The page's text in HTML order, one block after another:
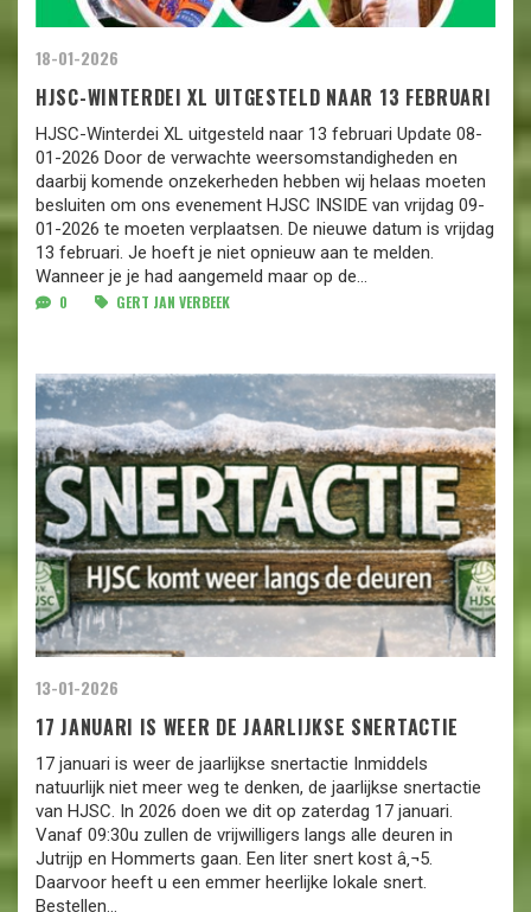
18-01-2026
HJSC-WINTERDEI XL UITGESTELD NAAR 13 FEBRUARI
HJSC-Winterdei XL uitgesteld naar 13 februari Update 08-
01-2026 Door de verwachte weersomstandigheden en
daarbij komende onzekerheden hebben wij helaas moeten
besluiten om ons evenement HJSC INSIDE van vrijdag 09-
01-2026 te moeten verplaatsen. De nieuwe datum is vrijdag
13 februari. Je hoeft je niet opnieuw aan te melden.
Wanneer je je had aangemeld maar op de...
0 GERT JAN VERBEEK
13-01-2026
17 JANUARI IS WEER DE JAARLIJKSE SNERTACTIE
17 januari is weer de jaarlijkse snertactie Inmiddels
natuurlijk niet meer weg te denken, de jaarlijkse snertactie
van HJSC. In 2026 doen we dit op zaterdag 17 januari.
Vanaf 09:30u zullen de vrijwilligers langs alle deuren in
Jutrijp en Hommerts gaan. Een liter snert kost â‚¬5.
Daarvoor heeft u een emmer heerlijke lokale snert.
Bestellen...